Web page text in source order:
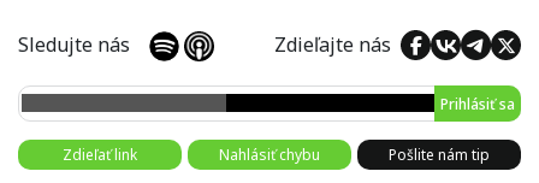
Sledujte nás Zdieľajte nás
Prihlásiť sa
Zdieľať link Nahlásiť chybu Pošlite nám tip